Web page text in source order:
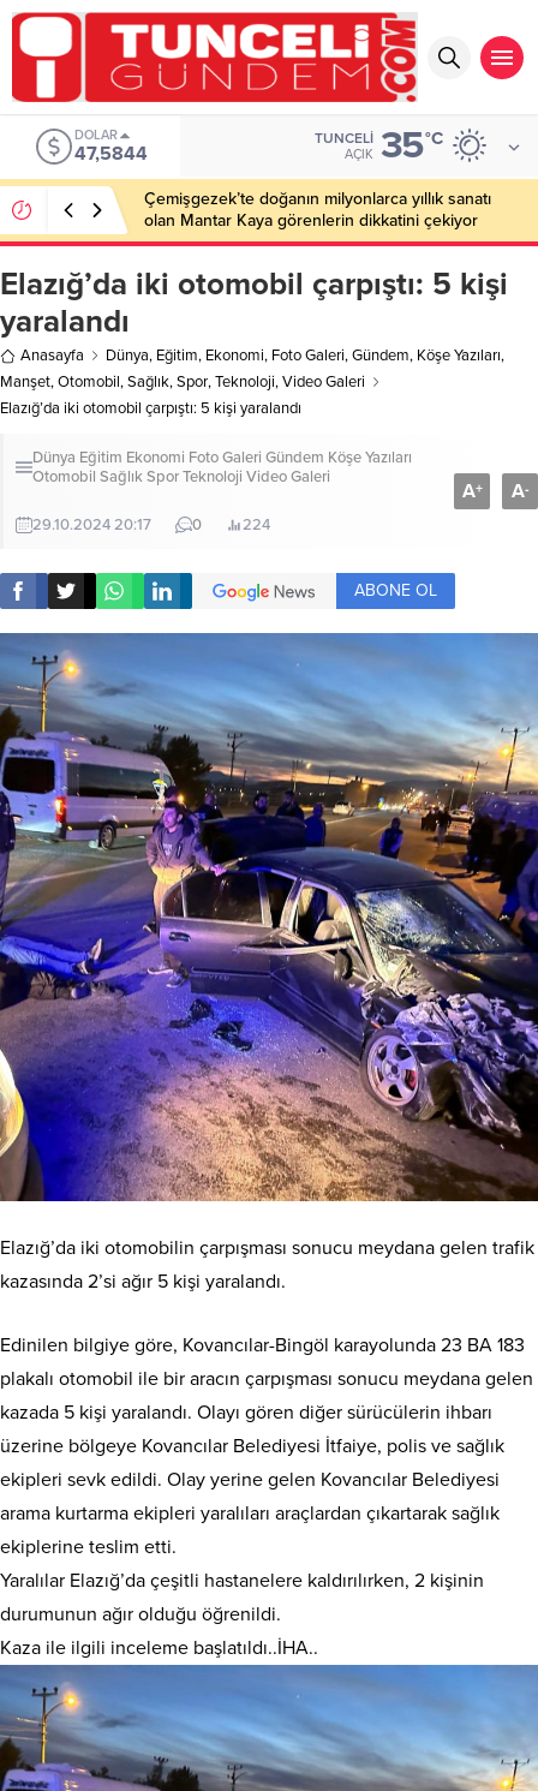
EURO
55,1152
TUNCELI
AÇIK 35°C
Çemişgezek’te doğanın milyonlarca yıllık sanatı
olan Mantar Kaya görenlerin dikkatini çekiyor
Elazığ’da iki otomobil çarpıştı: 5 kişi
yaralandı
Anasayfa Dünya, Eğitim, Ekonomi, Foto Galeri,Gündem, Köşe Yazıları,
Manşet,Otomobil,Sağlık,Spor,Teknoloji,Video Galeri
Elazığ’da iki otomobil çarpıştı: 5 kişi yaralandı
Dünya Eğitim Ekonomi Foto Galeri Gündem Köşe Yazıları
Otomobil SağlıkSporTeknoloji Video Galeri
29.10.2024 20:17 0 224
A+ A-
ABONE OL
Elazığ’da iki otomobilin çarpışması sonucu meydana gelen trafik
kazasında 2’si ağır 5 kişi yaralandı.
Edinilen bilgiye göre, Kovancılar-Bingöl karayolunda 23 BA 183
plakalı otomobil ile bir aracın çarpışması sonucu meydana gelen
kazada 5 kişi yaralandı. Olayı gören diğer sürücülerin ihbarı
üzerine bölgeye Kovancılar Belediyesi İtfaiye, polis ve sağlık
ekipleri sevk edildi. Olay yerine gelen Kovancılar Belediyesi
arama kurtarma ekipleri yaralıları araçlardan çıkartarak sağlık
ekiplerine teslim etti.
Yaralılar Elazığ’da çeşitli hastanelere kaldırılırken, 2 kişinin
durumunun ağır olduğu öğrenildi.
Kaza ile ilgili inceleme başlatıldı..İHA..